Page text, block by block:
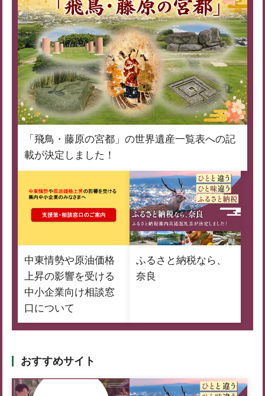
「飛鳥・藤原の宮都」の世界遺産一覧表への記
載が決定しました！
中東情勢や原油価格
上昇の影響を受ける
中小企業向け相談窓
口について
ふるさと納税なら、
奈良
おすすめサイト